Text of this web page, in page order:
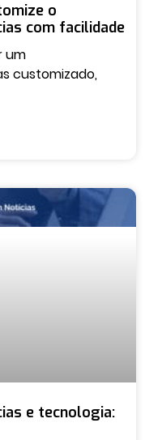
o
com facilidade
um
customizado,
e tecnologia: